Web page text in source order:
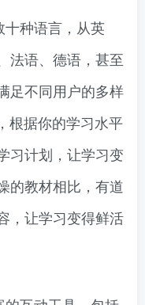
种语言，从英
法语、德语，甚至
足不同用户的多样
根据你的学习水平
习计划，让学习变
的教材相比，有道
，让学习变得鲜活